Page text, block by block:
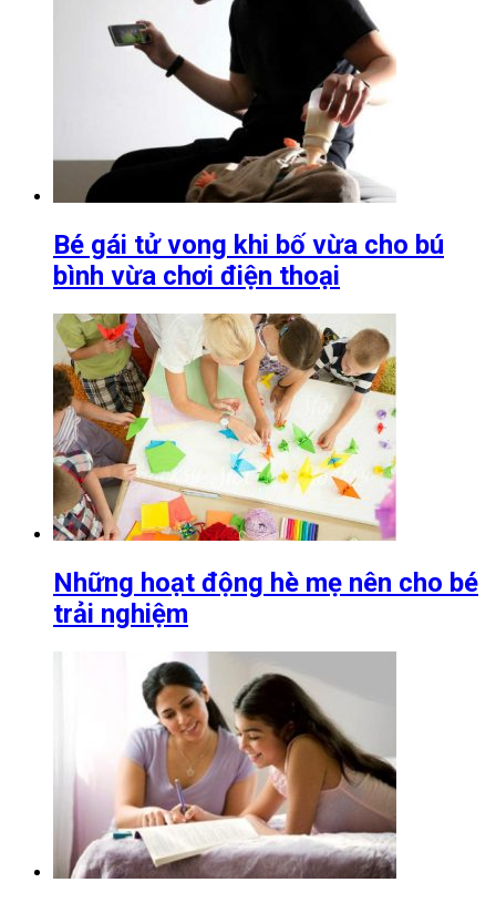
Bé gái tử vong khi bố vừa cho bú
bình vừa chơi điện thoại
Những hoạt động hè mẹ nên cho bé
trải nghiệm